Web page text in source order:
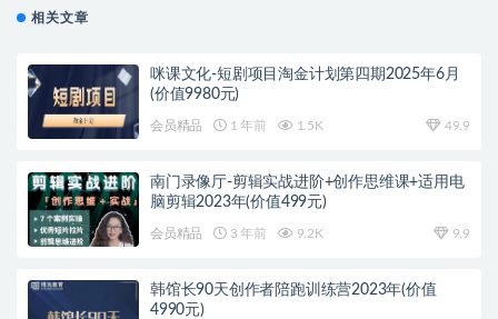
相关文章
咪课文化-短剧项目淘金计划第四期2025年6月
(价值9980元)
会员精品 1 年前 1.5K 49.9
南门录像厅-剪辑实战进阶+创作思维课+适用电
脑剪辑2023年(价值499元)
会员精品 3 年前 9.2K 9.9
韩馆长90天创作者陪跑训练营2023年(价值
4990元)